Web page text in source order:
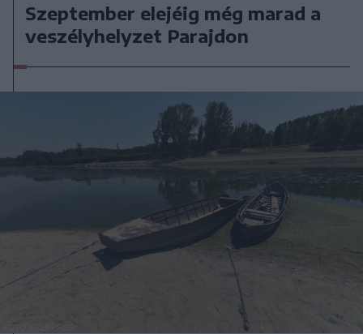
Szeptember elejéig még marad a
veszélyhelyzet Parajdon